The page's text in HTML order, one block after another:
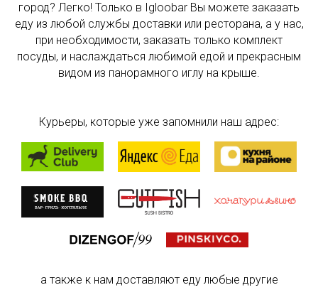
город? Легко! Только в Igloobar Вы можете заказать
еду из любой службы доставки или ресторана, а у нас,
при необходимости, заказать только комплект
посуды, и наслаждаться любимой едой и прекрасным
видом из панорамного иглу на крыше.
Курьеры, которые уже запомнили наш адрес:
а также к нам доставляют еду любые другие
Контакты
Правила бронирования, оплаты и возврата
121635167225 ©2022-2026 Иглубар
+7 (499) 288-17-13